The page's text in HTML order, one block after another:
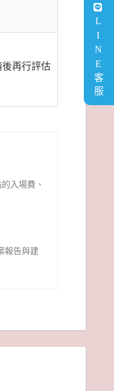
再行評估
入場費、
報告與建
LINE客服